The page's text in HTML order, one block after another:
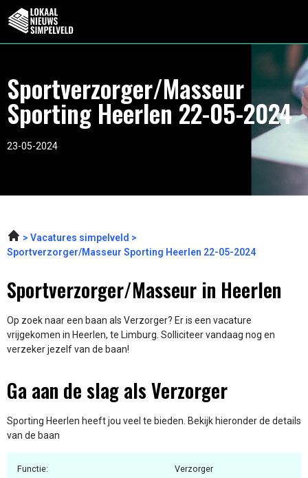
Sportverzorger/Masseur
Sporting Heerlen 22-05-2024
23-05-2024
Vacatures simpelveld
Sportverzorger/Masseur Sporting Heerlen 22-05-2024
Sportverzorger/Masseur in Heerlen
Op zoek naar een baan als Verzorger? Er is een vacature
vrijgekomen in Heerlen, te Limburg. Solliciteer vandaag nog en
verzeker jezelf van de baan!
Ga aan de slag als Verzorger
Sporting Heerlen heeft jou veel te bieden. Bekijk hieronder de details
van de baan
Functie: Verzorger